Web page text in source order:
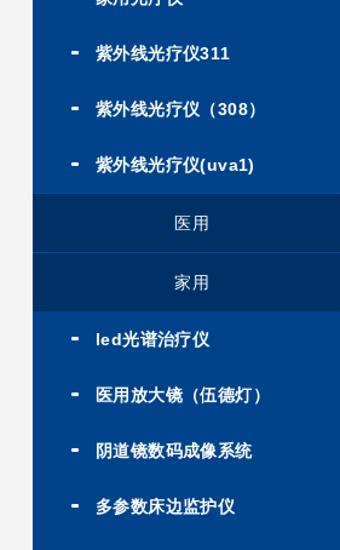
紫外线光疗仪311
紫外线光疗仪（308）
紫外线光疗仪(uva1)
医用
家用
led光谱治疗仪
医用放大镜（伍德灯）
阴道镜数码成像系统
多参数床边监护仪